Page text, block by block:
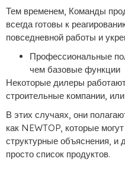
Тем временем, Команды
всегда готовы к
повседневной работы и
Профессиональные
чем базовые функции
Некоторые дилеры
строительные компании,
В этих случаях, они
как NEWTOP, которые
структурные объяснения, и
просто список продуктов.